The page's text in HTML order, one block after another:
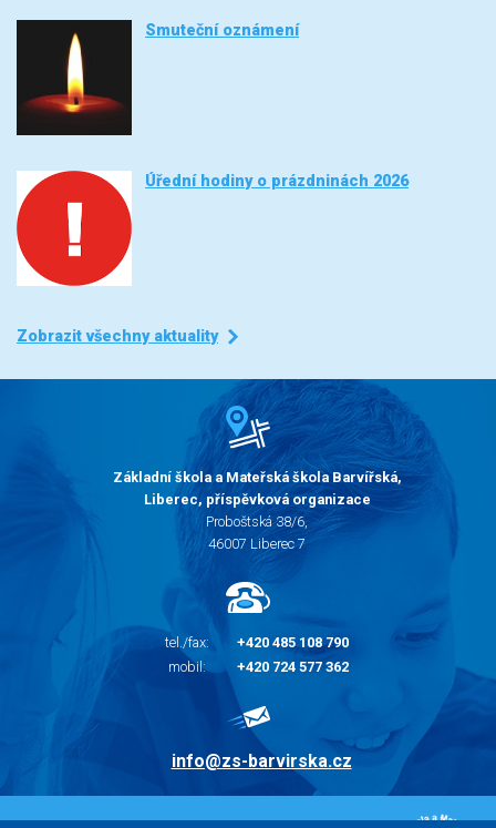
Smuteční oznámení
Úřední hodiny o prázdninách 2026
Zobrazit všechny aktuality
Základní škola a Mateřská škola Barvířská,
Liberec, příspěvková organizace
Proboštská 38/6,
46007 Liberec 7
tel./fax:
+420 485 108 790
mobil:
+420 724 577 362
info@zs-barvirska.cz